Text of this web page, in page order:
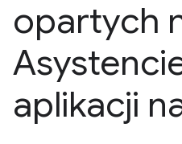
opartych
aplikacji